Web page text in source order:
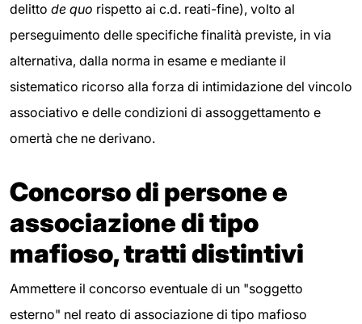
delitto de quo rispetto ai c.d. reati-fine), volto al
perseguimento delle specifiche finalità previste, in via
alternativa, dalla norma in esame e mediante il
sistematico ricorso alla forza di intimidazione del vincolo
associativo e delle condizioni di assoggettamento e
omertà che ne derivano.
Concorso di persone e
associazione di tipo
mafioso, tratti distintivi
Ammettere il concorso eventuale di un "soggetto
esterno" nel reato di associazione di tipo mafioso